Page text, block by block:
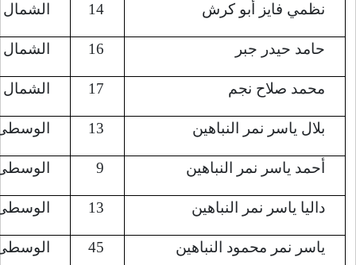
14 الشمال (جباليا) 8/7/2022
16 الشمال (جباليا) 8/7/2022
17 الشمال (جباليا) 8/7/2022
13 الوسطى (البريج) 8/7/2022
9 الوسطى (البريج) 8/7/2022
13 الوسطى (البريج) 8/7/2022
45 الوسطى (البريج) 8/7/2022